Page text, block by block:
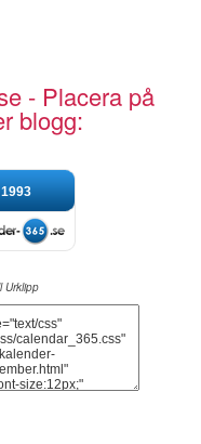
- Placera på
blogg:
Urklipp